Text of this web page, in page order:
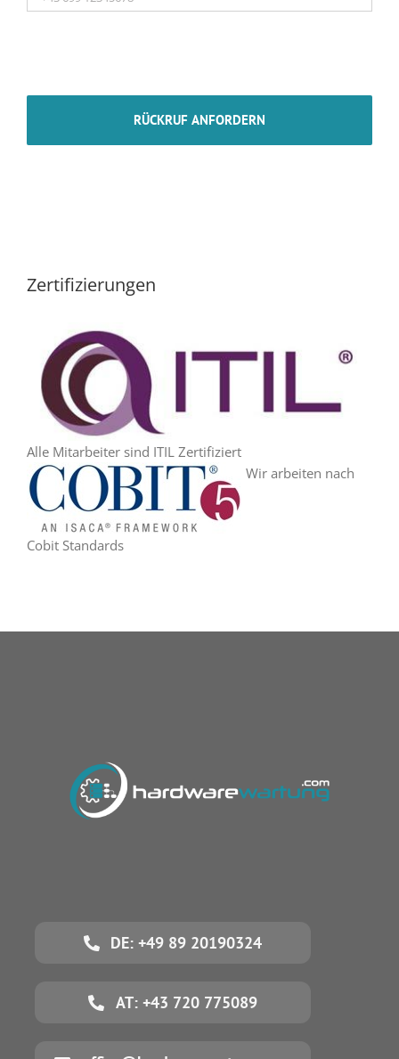
Zertifizierungen
Alle Mitarbeiter sind ITIL Zertifiziert
Wir arbeiten nach
Cobit Standards
DE: +49 89 20190324
AT: +43 720 775089